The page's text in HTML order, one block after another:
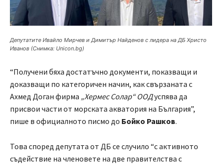
Депутатите Ивайло Мирчев и Димитър Найденов с лидера на ДБ Христо
Иванов (Снимка: Unicon.bg)
“Получени бяха достатъчно документи, показващи и
доказващи по категоричен начин, как свързаната с
Ахмед Доган фирма „Хермес Солар“ ООДуспява да
присвои части от морската акватория на България”,
пише в официалното писмо до Бойко Рашков.
Това според депутата от ДБ се случило “с активното
съдействие на членовете на две правителства с